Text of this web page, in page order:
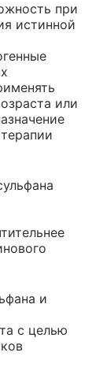
при
истинной
или
и
с целью